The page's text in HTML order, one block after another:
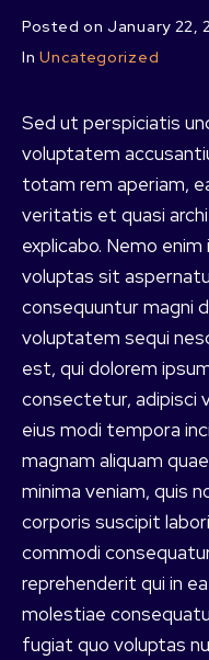
Posted on January 22,
InUncategorized
Sed ut perspiciatis
voluptatem
totam rem aperiam,
veritatis et quasi
explicabo. Nemo
voluptas sit
consequuntur magni
voluptatem sequi
est, qui dolorem
consectetur, adipisci
eius modi tempora
magnam aliquam
minima veniam, quis
corporis suscipit
commodi
reprehenderit qui in
molestiae
fugiat quo voluptas